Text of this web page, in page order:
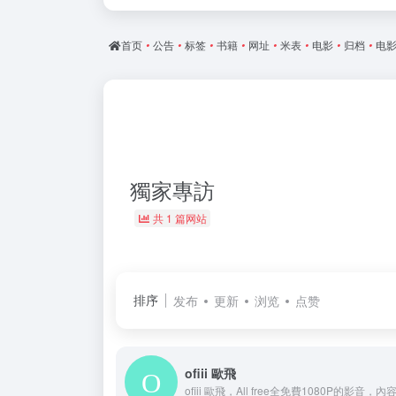
首页 • 公告 • 标签 • 书籍 • 网址 • 米表 • 电影 • 归档 • 电影
獨家專訪
共 1 篇网站
排序 发布 更新 浏览 点赞
ofiii 歐飛